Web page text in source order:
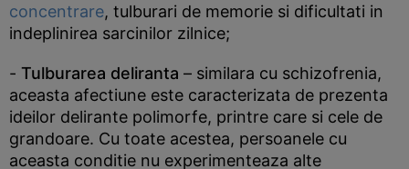
concentrare, tulburari de memorie si dificultati in
indeplinirea sarcinilor zilnice;
- Tulburarea deliranta – similara cu schizofrenia,
aceasta afectiune este caracterizata de prezenta
ideilor delirante polimorfe, printre care si cele de
grandoare. Cu toate acestea, persoanele cu
aceasta conditie nu experimenteaza alte